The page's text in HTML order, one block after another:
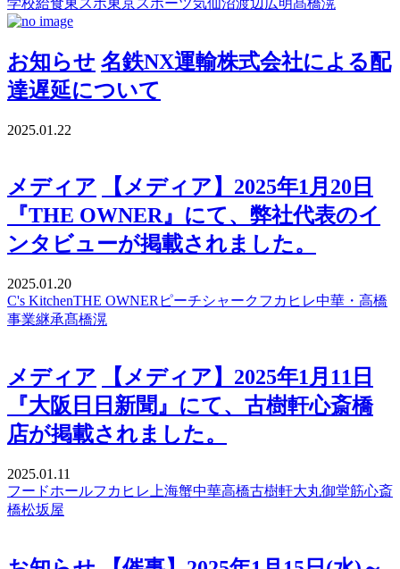
お知らせ 名鉄NX運輸株式会社による配
達遅延について
2025.01.22
メディア
【メディア】2025年1月20日
『THE OWNER』にて、弊社代表のイ
ンタビューが掲載されました。
2025.01.20
C's KitchenTHE OWNER ピーチシャークフカヒレ中華・高橋
事業継承髙橋滉
メディア
【メディア】2025年1月11日
『大阪日日新聞』にて、古樹軒心斎橋
店が掲載されました。
2025.01.11
フードホールフカヒレ 上海蟹中華高橋古樹軒大丸御堂筋心斎
橋松坂屋